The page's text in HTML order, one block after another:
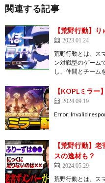
関連する記事
【荒野行動】
2023.01.24
荒野行動とは、ス
ン対戦型のゲーム
し、仲間とチーム
【KOPLミラ
2024.09.19
Error: Invalid
【荒野行動】
スの逸材も？
2024.05.29
荒野行動とは、ス